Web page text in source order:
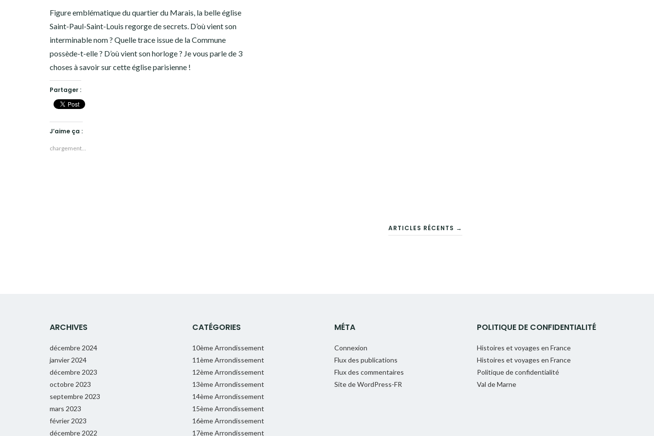
Figure emblématique du quartier du Marais, la belle église
Saint-Paul-Saint-Louis regorge de secrets. D’où vient son
interminable nom ? Quelle trace issue de la Commune
possède-t-elle ? D’où vient son horloge ? Je vous parle de 3
choses à savoir sur cette église parisienne !
Partager :
J’aime ça :
chargement…
ARTICLES RÉCENTS →
ARCHIVES
décembre 2024
janvier 2024
décembre 2023
octobre 2023
septembre 2023
mars 2023
février 2023
décembre 2022
CATÉGORIES
10ème Arrondissement
11ème Arrondissement
12ème Arrondissement
13ème Arrondissement
14ème Arrondissement
15ème Arrondissement
16ème Arrondissement
17ème Arrondissement
MÉTA
Connexion
Flux des publications
Flux des commentaires
Site de WordPress-FR
POLITIQUE DE CONFIDENTIALITÉ
Histoires et voyages en France
Histoires et voyages en France
Politique de confidentialité
Val de Marne